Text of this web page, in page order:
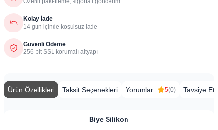
Kolay İade
14 gün içinde koşulsuz iade
Güvenli Ödeme
256-bit SSL korumalı altyapı
Ürün Özellikleri Taksit Seçenekleri Yorumlar 5(0) Tavsiye Et
Biye Silikon